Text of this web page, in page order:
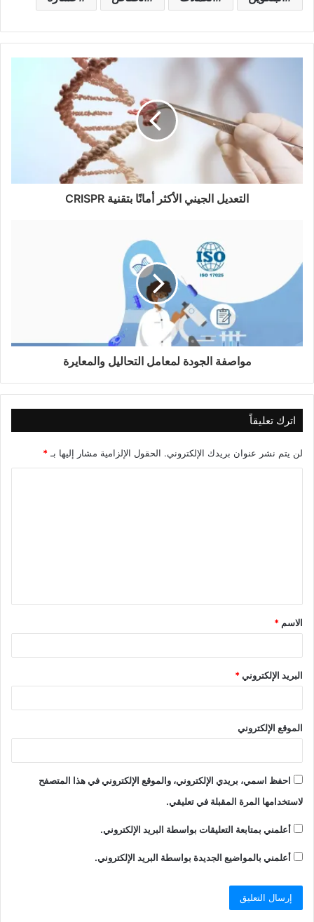
التعديل الجيني الأكثر أمانًا بتقنية CRISPR
مواصفة الجودة لمعامل التحاليل والمعايرة
اترك تعليقاً
لن يتم نشر عنوان بريدك الإلكتروني. الحقول الإلزامية مشار إليها بـ *
الاسم *
البريد الإلكتروني*
الموقع الإلكتروني
احفظ اسمي، بريدي الإلكتروني، والموقع الإلكتروني في هذا المتصفح
لاستخدامها المرة المقبلة في تعليقي.
أعلمني بمتابعة التعليقات بواسطة البريد الإلكتروني.
أعلمني بالمواضيع الجديدة بواسطة البريد الإلكتروني.